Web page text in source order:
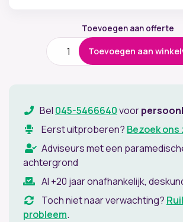
Toevoegen aan offerte
Monitorarm
Ergoproof
Flex
Toevoegen aan
Bel 045-5466640voor
Eerst uitproberen? Bezoek
Adviseurs met een
achtergrond
Al +20 jaar onafhankelijk,
Toch niet naar verwachting?
probleem.